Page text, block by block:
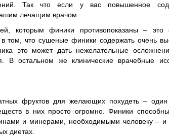
Так что если у вас повышенное
лечащим врачом.
которым финики противопоказаны – это
в том, что сушеные финики содержать очень
это может дать нежелательные
В остальном же клинические врачебные
фруктов для желающих похудеть –
в них просто огромно. Финики
и минерами, необходимыми человеку – и
диетах.